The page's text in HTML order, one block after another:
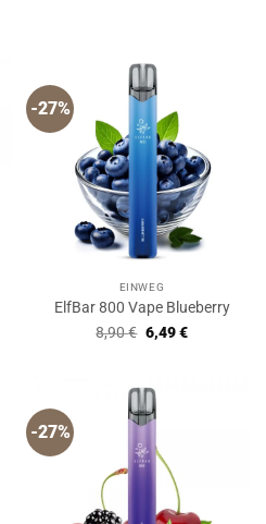
-27%
EINWEG
ElfBar 800 Vape Blueberry
8,90€ Ursprünglicher
Preis
6,49€Aktueller
-27%